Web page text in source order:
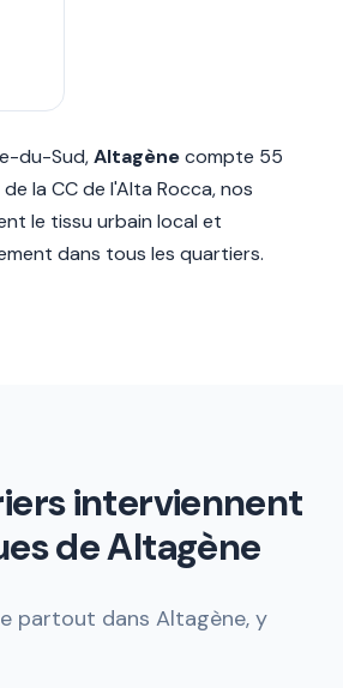
du-Sud,Altagènecompte 55
la CC de l'Alta Rocca, nos
le tissu urbain local et
dans tous les quartiers.
interviennent
de Altagène
partout dans Altagène, y